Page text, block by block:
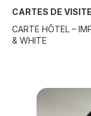
CARTES DE VISITE
CARTE HÔTEL –
& WHITE